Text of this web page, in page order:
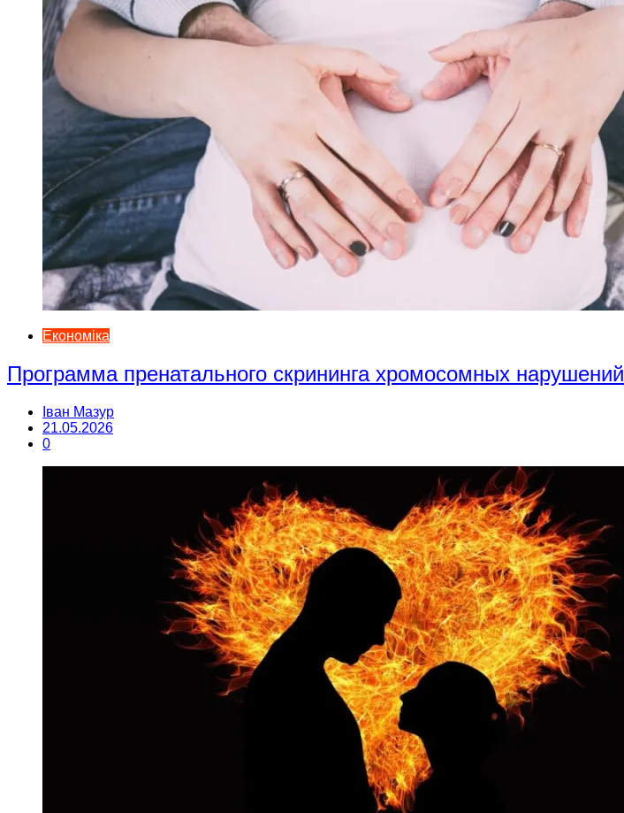
Економіка
Программа пренатального скрининга хромосомных нарушений
Іван Мазур
21.05.2026
0